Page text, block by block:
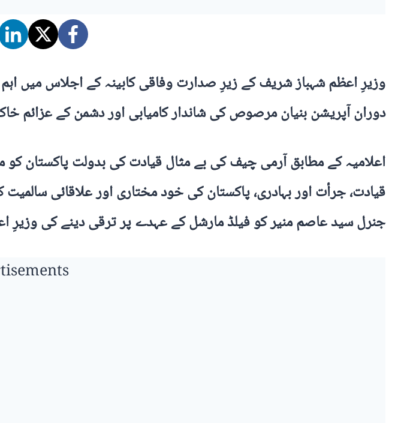
وزیرِ اعظم شہباز شریف کے زیرِ صدارت وفاقی کابینہ کے اجلاس میں
دوران آپریشن بنیان مرصوص کی شاندار کامیابی اور دشمن کے عزائم
اعلامیہ کے مطابق آرمی چیف کی بے مثال قیادت کی بدولت پاکستان
قیادت، جرأت اور بہادری، پاکستان کی خود مختاری اور علاقائی
جنرل سید عاصم منیر کو فیلڈ مارشل کے عہدے پر ترقی دینے کی وزیرِ